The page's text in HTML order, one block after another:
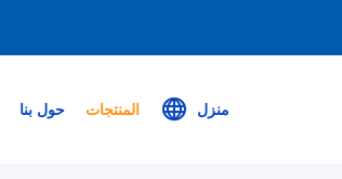
منزل المنتجات حول بنا